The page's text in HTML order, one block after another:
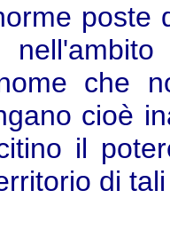
poste
che
cioè
il
di